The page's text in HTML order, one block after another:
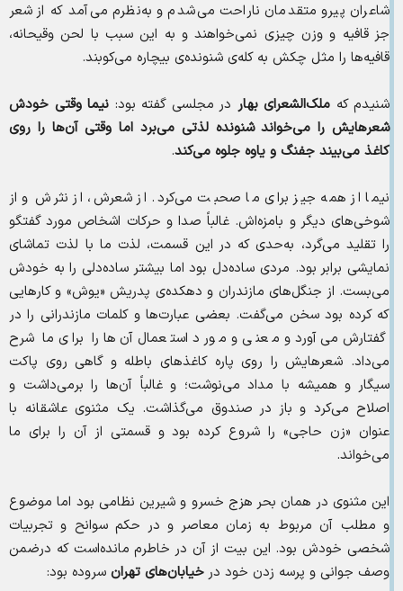
شاعران پیرو متقدمان ناراحت می‌شدم و به‌نظرم می‌آمد که از شعر
جز قافیه و وزن چیزی نمی‌خواهند و به این سبب با لحن وقیحانه،
قافیه‌ها را مثل چکش به کله‌ی شنونده‌ی بیچاره می‌کوبند.
شنیدم که ملک‌الشعرای بهار در مجلسی گفته بود: نیما وقتی خودش
شعرهایش را می‌خواند شنونده لذتی می‌برد اما وقتی آن‌ها را روی
کاغذ می‌بیند جفنگ و یاوه جلوه می‌کند.
نیما از همه جیز برای ما صحبت می‌کرد. از شعرش، از نثرش و از
شوخی‌های دیگر و بامزه‌اش. غالباً صدا و حرکات اشخاص مورد گفتگو
را تقلید می‌گرد، به‌حدی که در این قسمت، لذت ما با لذت تماشای
نمایشی برابر بود. مردی ساده‌دل بود اما بیشتر ساده‌دلی را به خودش
می‌بست. از جنگل‌های مازندران و دهکده‌ی پدریش «یوش» و کارهایی
که کرده بود سخن می‌گفت. بعضی عبارت‌ها و کلمات مازندرانی را در
گفتارش می‌آورد و معنی و مورد استعمال آن‌ها را برای ما شرح
می‌داد. شعرهایش را روی پاره کاغذهای باطله و گاهی روی پاکت
سیگار و همیشه با مداد می‌نوشت؛ و غالباً آن‌ها را برمی‌داشت و
اصلاح می‌کرد و باز در صندوق می‌گذاشت. یک مثنوی عاشقانه با
عنوان «زن حاجی» را شروع کرده بود و قسمتی از آن را برای ما
می‌خواند.
این مثنوی در همان بحر هزج خسرو و شیرین نظامی بود اما موضوع
و مطلب آن مربوط به زمان معاصر و در حکم سوانح و تجربیات
شخصی خودش بود. این بیت از آن در خاطرم مانده‌است که درضمن
وصف جوانی و پرسه زدن خود در خیابان‌های تهران سروده بود: